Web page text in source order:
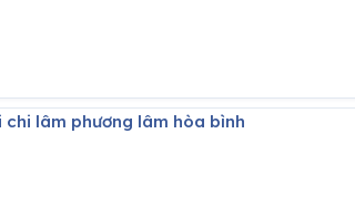
chi lâm phương lâm hòa bình